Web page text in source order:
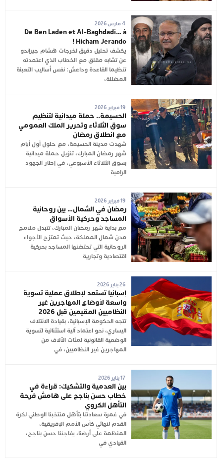
4 مارس 2026
De Ben Laden et Al-Baghdadi… à
Hicham Jerando !
يكشف تحليل دقيق لخرجات هشام جيراندو
عن تشابه مقلق مع الخطاب الذي اعتمدته
تنظيما القاعدة وداعش: نفس أساليب التعبئة
المضللة،
19 فبراير 2026
الحسيمة.. حملة ميدانية لتنظيم
سوق الثلاثاء وتحرير الملك العمومي
مع انطلاق رمضان
شهدت مدينة الحسيمة، مع حلول أول أيام
شهر رمضان المبارك، تنزيل حملة ميدانية
بسوق الثلاثاء الأسبوعي، في إطار الجهود
الرامية
19 فبراير 2026
رمضان في الشمال… بين روحانية
المساجد وحركية الأسواق
مع بداية شهر رمضان المبارك، تتبدل ملامح
مدن شمال المملكة، حيث تمتزج الأجواء
الروحانية التي تحتضنها المساجد بحركية
اقتصادية وتجارية
26 يناير 2026
إسبانيا تستعد لإطلاق عملية تسوية
واسعة لأوضاع المهاجرين غير
النظاميين المقيمين قبل 2026
تتجه الحكومة الإسبانية، بقيادة الائتلاف
اليساري، نحو اعتماد آلية استثنائية لتسوية
الوضعية القانونية لمئات الآلاف من
المهاجرين غير النظاميين، في
17 يناير 2026
بين العدمية والتشكيك: قراءة في
خطاب حسن بناجح على هامش فرحة
التأهل الكروي
في غمرة سعادتنا بتأهل منتخبنا الوطني لكرة
القدم لنهائي كأس الأمم الإفريقية،
المنظمة على أرضنا، يفاجئنا حسن بناجح،
القيادي في